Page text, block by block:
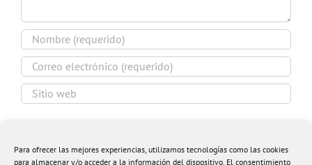
Para ofrecer las mejores experiencias, utilizamos tecnologías como las cookies
para almacenar y/o acceder a la información del dispositivo. El consentimiento
navegador para la próxima vez que comente.